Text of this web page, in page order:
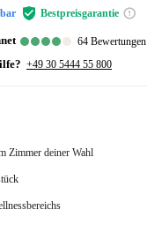
Bestpreisgarantie
64 Bewertungen
+49 30 5444 55 800
Zimmer deiner Wahl